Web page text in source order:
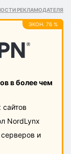
РЕКЛАМОДАТЕЛЯ
ЭКОН. 76 %
в более чем
NordLynx
и